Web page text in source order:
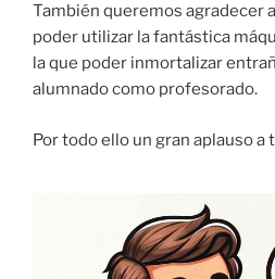
También queremos agradecer
poder utilizar la fantástica
la que poder inmortalizar
alumnado como profesorado.
Por todo ello un gran aplauso